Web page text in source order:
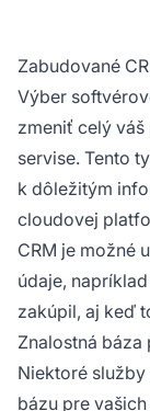
Zabudované
Výber
zmeniť celý
servise. Tento
k dôležitým
cloudovej
CRM je možné
údaje,
zakúpil, aj keď
Znalostná báza
Niektoré
bázu pre